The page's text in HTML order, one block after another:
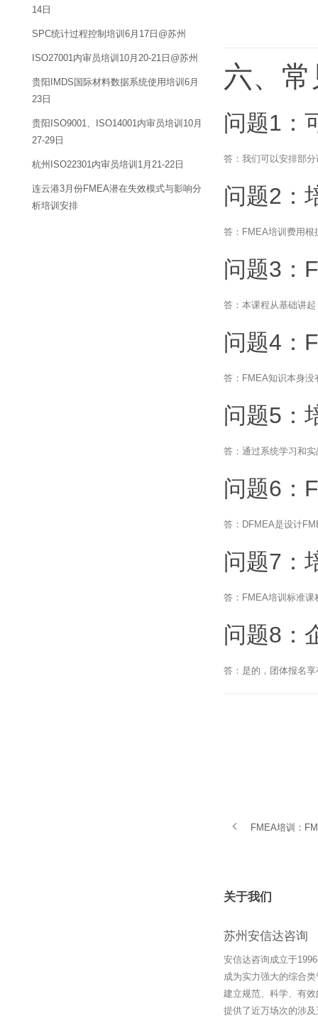
六、
问题1：
答：我们可以安排部
问题2：
答：FMEA培训费用根
问题3：
答：本课程从基础讲
问题4：
答：FMEA知识本身没
问题5：
答：通过系统学习和
问题6：
答：DFMEA是设计
问题7：
答：FMEA培训标准课
问题8：
答：是的，团体报名
FMEA培训：
关于我们
苏州安信达咨询
安信达咨询成立于
成为实力强大的综合
建立规范、科学、有
提供了近万场次的涉
14日
SPC统计过程控制培训6月17日@苏州
ISO27001内审员培训10月20-21日@苏州
贵阳IMDS国际材料数据系统使用培训6月
23日
贵阳ISO9001、ISO14001内审员培训10月
27-29日
杭州ISO22301内审员培训1月21-22日
连云港3月份FMEA潜在失效模式与影响分
析培训安排